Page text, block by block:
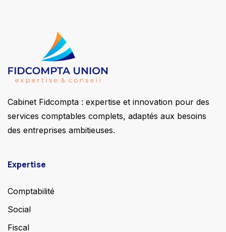
Cabinet Fidcompta : expertise et innovation pour des
services comptables complets, adaptés aux besoins
des entreprises ambitieuses.
Expertise
Comptabilité
Social
Fiscal